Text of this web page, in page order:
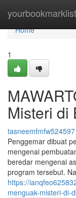
yourbookmarklist
Home
Home
1
Misteri di
tasneemfmfw524597
Penggemar dibuat
mengenai
beredar mengenai
program tersebut.
https://
menguak-misteri-di-